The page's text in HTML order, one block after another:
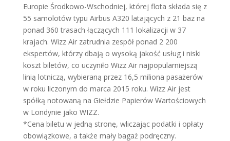
Europie Środkowo-Wschodniej, której flota składa się z
55 samolotów typu Airbus A320 latających z 21 baz na
ponad 360 trasach łączących 111 lokalizacji w 37
krajach. Wizz Air zatrudnia zespół ponad 2 200
ekspertów, którzy dbają o wysoką jakość usług i niski
koszt biletów, co uczyniło Wizz Air najpopularniejszą
linią lotniczą, wybieraną przez 16,5 miliona pasażerów
w roku liczonym do marca 2015 roku. Wizz Air jest
spółką notowaną na Giełdzie Papierów Wartościowych
w Londynie jako WIZZ.
*Cena biletu w jedną stronę, wliczając podatki i opłaty
obowiązkowe, a także mały bagaż podręczny.